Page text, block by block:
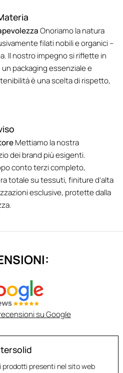
Onoriamo la natura
filati nobili e organici –
Il nostro impegno si riflette in
packaging essenziale e
è una scelta di rispetto,
Mettiamo la nostra
dei brand più esigenti.
conto terzi completo,
totale su tessuti, finiture d’alta
esclusive, protette dalla
su Google
prodotti presenti nel sito web